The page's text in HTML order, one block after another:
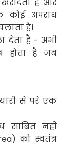
कोई अपराध
है।
देता है - अभी
होता है जब
से परे एक
साबित नहीं
) को स्वतंत्र